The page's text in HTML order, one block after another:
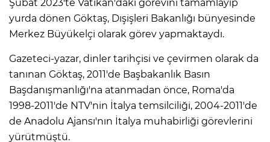
Şubat 2023'te Vatikan'daki görevini tamamlayıp
yurda dönen Göktaş, Dışişleri Bakanlığı bünyesinde
Merkez Büyükelçi olarak görev yapmaktaydı.
Gazeteci-yazar, dinler tarihçisi ve çevirmen olarak da
tanınan Göktaş, 2011'de Başbakanlık Basın
Başdanışmanlığı'na atanmadan önce, Roma'da
1998-2011'de NTV'nin İtalya temsilciliği, 2004-2011'de
de Anadolu Ajansı'nın İtalya muhabirliği görevlerini
yürütmüştü.